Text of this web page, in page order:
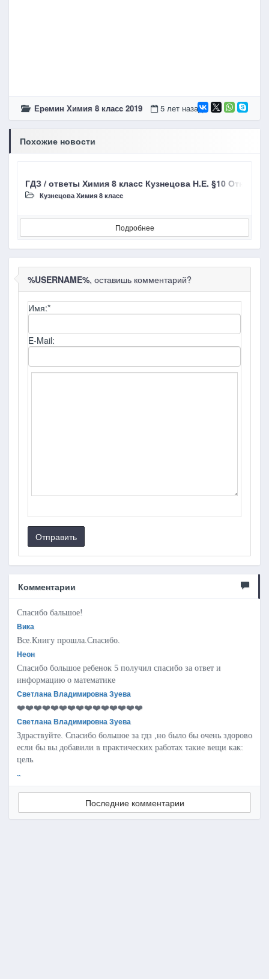
Еремин Химия 8 класc 2019 5 лет назад
Похожие новости
ГДЗ / ответы Химия 8 класc Кузнецова Н.Е. §10
Кузнецова Химия 8 класc
Подробнее
%USERNAME%, оставишь комментарий?
Имя:*
E-Mail:
Отправить
Комментарии
Спасибо бальшое!
Вика
Все.Книгу прошла.Спасибо.
Неон
Спасибо большое ребенок 5 получил спасибо за ответ и
информацию о математике
Светлана Владимировна Зуева
❤️❤️❤️❤️❤️❤️❤️❤️❤️❤️❤️❤️❤️❤️❤️
Светлана Владимировна Зуева
Здраствуйте. Спасибо большое за гдз ,но было бы очень здорово
если бы вы добавили в практических работах такие вещи как:
цель
..
Последние комментарии